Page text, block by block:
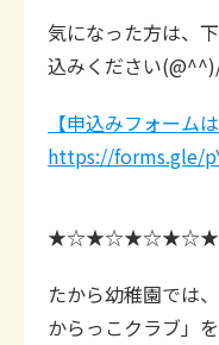
気になった方は、
込みください
【申込みフォーム
https://forms.gle/
たから幼稚園では
からっこクラブ」